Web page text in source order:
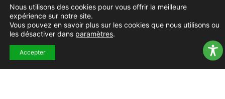
Ville de Pierrefeu-du-Var
1 Place Urbain Sénès
83390 Pierrefeu-du-Var
Nous utilisons des cookies pour vous offrir la meilleure
expérience sur notre site.
Vous pouvez en savoir plus sur les cookies que nous utilisons ou
les désactiver dans paramètres.
Accepter